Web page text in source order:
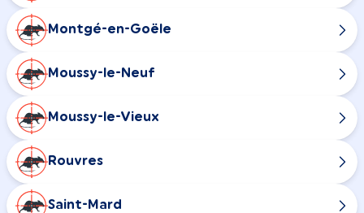
Montgé-en-Goële
Moussy-le-Neuf
Moussy-le-Vieux
Rouvres
Saint-Mard